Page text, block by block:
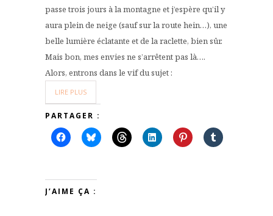
passe trois jours à la montagne et j’espère qu’il y
aura plein de neige (sauf sur la route hein…), une
belle lumière éclatante et de la raclette, bien sûr.
Mais bon, mes envies ne s’arrêtent pas là….
Alors, entrons dans le vif du sujet :
LIRE PLUS
PARTAGER :
J’AIME ÇA :